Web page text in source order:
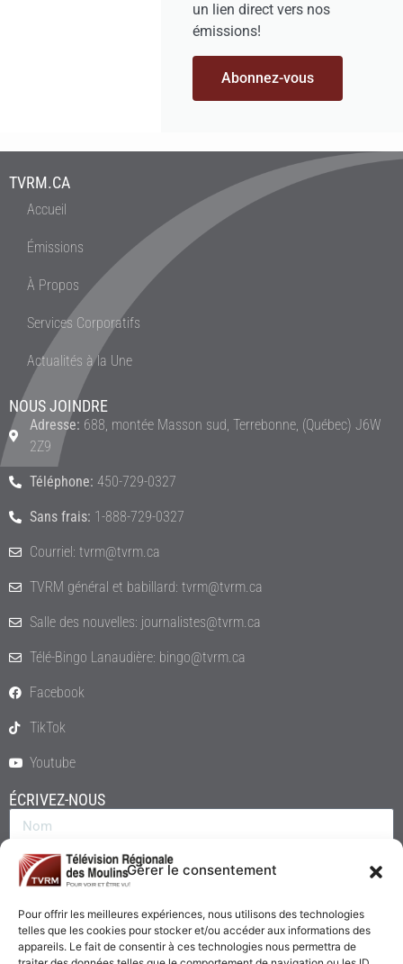
Gérer le consentement
Pour offrir les meilleures expériences, nous utilisons des technologies
telles que les cookies pour stocker et/ou accéder aux informations des
appareils. Le fait de consentir à ces technologies nous permettra de
un lien direct vers nos
émissions!
Abonnez-vous
TVRM.CA
Accueil
Émissions
À Propos
Services Corporatifs
Actualités à la Une
NOUS JOINDRE
Adresse: 688, montée Masson sud, Terrebonne, (Québec) J6W
2Z9
Téléphone: 450-729-0327
Sans frais: 1-888-729-0327
Courriel: tvrm@tvrm.ca
TVRM général et babillard: tvrm@tvrm.ca
Salle des nouvelles: journalistes@tvrm.ca
Télé-Bingo Lanaudière: bingo@tvrm.ca
Facebook
TikTok
Youtube
ÉCRIVEZ-NOUS